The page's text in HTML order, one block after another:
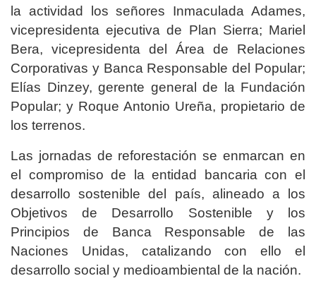
la actividad los señores Inmaculada Adames,
vicepresidenta ejecutiva de Plan Sierra; Mariel
Bera, vicepresidenta del Área de Relaciones
Corporativas y Banca Responsable del Popular;
Elías Dinzey, gerente general de la Fundación
Popular; y Roque Antonio Ureña, propietario de
los terrenos.
Las jornadas de reforestación se enmarcan en
el compromiso de la entidad bancaria con el
desarrollo sostenible del país, alineado a los
Objetivos de Desarrollo Sostenible y los
Principios de Banca Responsable de las
Naciones Unidas, catalizando con ello el
desarrollo social y medioambiental de la nación.